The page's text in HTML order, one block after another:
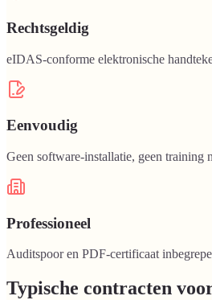
Rechtsgeldig
eIDAS-conforme elektronische
Eenvoudig
Geen software-installatie, geen training
Professioneel
Auditspoor en PDF-certificaat
Typische contracten